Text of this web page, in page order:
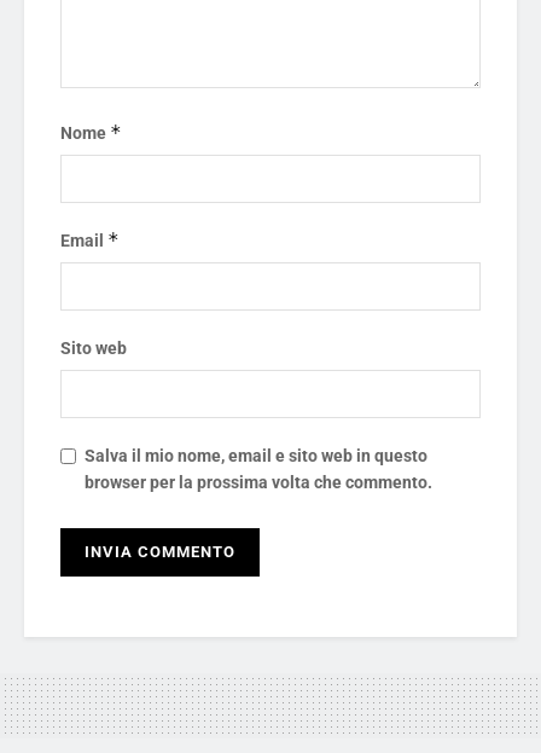
Nome *
Email *
Sito web
Salva il mio nome, email e sito web in questo
browser per la prossima volta che commento.